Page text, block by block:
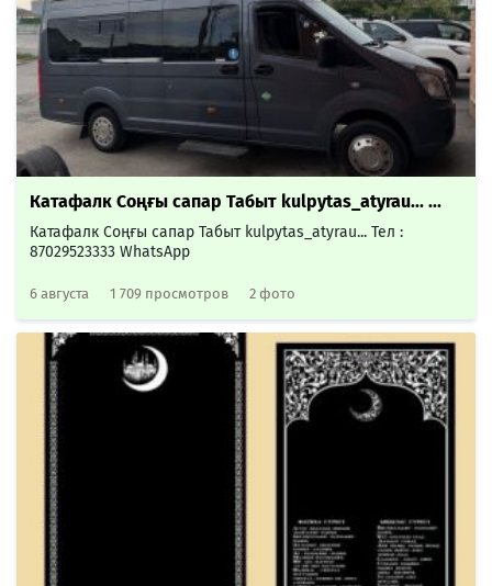
Катафалк Соңғы сапар Табыт kulpytas_atyrau... ...
Катафалк Соңғы сапар Табыт kulpytas_atyrau... Тел :
87029523333 WhatsApp
6 августа 1 709 просмотров 2 фото